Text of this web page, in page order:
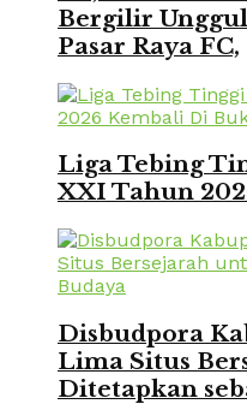
Bergilir
Pasar Raya FC,
Liga Tebing
XXI Tahun
Disbudpora
Lima Situs
Ditetapkan